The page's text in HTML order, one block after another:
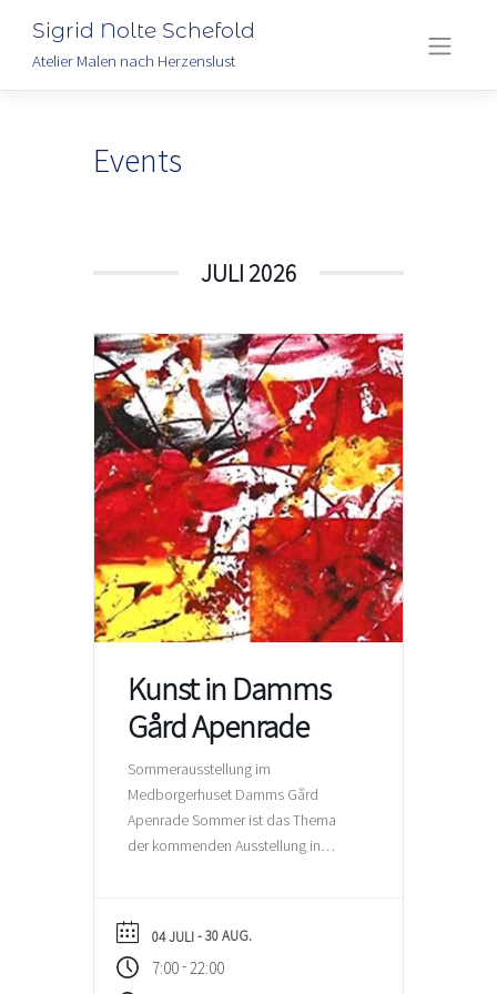
Sigrid Nolte Schefold
Atelier Malen nach Herzenslust
Events
JULI 2026
Kunst in Damms
Gård Apenrade
Sommerausstellung im
Medborgerhuset Damms Gård
Apenrade Sommer ist das Thema
der kommenden Ausstellung in
Künstlerinnen und Künstler des
Flensborg Fjords Kunst &
Kulturforening stellen ihre
04 JULI- 30 AUG.
7:00-22:00